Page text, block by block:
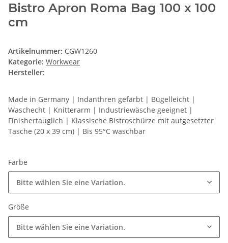
Bistro Apron Roma Bag 100 x 100
cm
Artikelnummer: CGW1260
Kategorie: Workwear
Hersteller:
Made in Germany | Indanthren gefärbt | Bügelleicht |
Waschecht | Knitterarm | Industriewäsche geeignet |
Finishertauglich | Klassische Bistroschürze mit aufgesetzter
Tasche (20 x 39 cm) | Bis 95°C waschbar
Farbe
Bitte wählen Sie eine Variation.
Größe
Bitte wählen Sie eine Variation.